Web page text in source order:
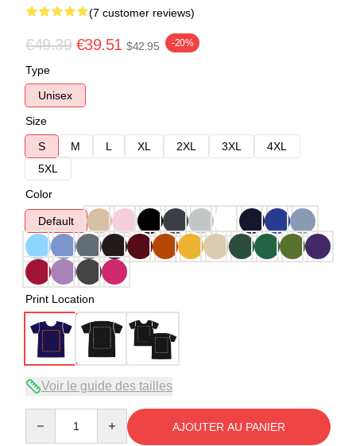
(7 customer reviews)
€49.39 €39.51 $42.95 -20%
Type
Unisex
Size
S
M L XL 2XL 3XL
4XL
5XL
Color
Default
Print Location
Voir le guide des tailles
AJOUTER AU PANIER